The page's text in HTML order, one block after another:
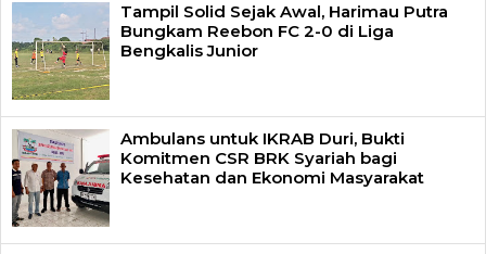
Tampil Solid Sejak Awal, Harimau Putra
Bungkam Reebon FC 2-0 di Liga
Bengkalis Junior
Ambulans untuk IKRAB Duri, Bukti
Komitmen CSR BRK Syariah bagi
Kesehatan dan Ekonomi Masyarakat